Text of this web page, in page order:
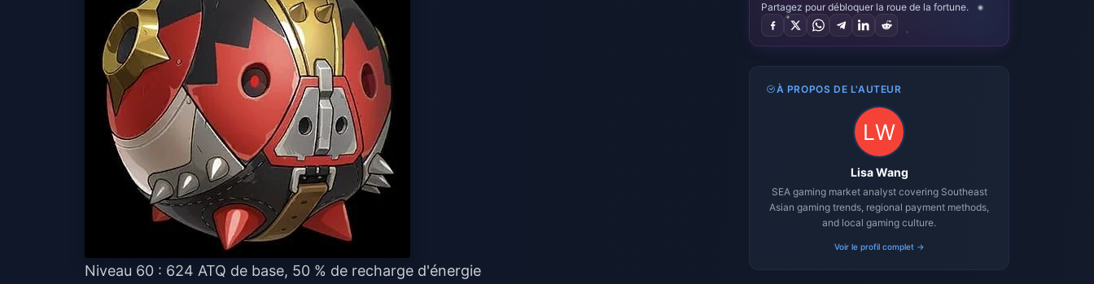
Niveau 60 : 624 ATQ de base, 50 % de recharge d'énergie
Partagez pour débloquer la roue de la fortune.
À PROPOS DE L'AUTEUR
Lisa Wang
SEA gaming market analyst covering Southeast
Asian gaming trends, regional payment methods,
and local gaming culture.
Voir le profil complet →